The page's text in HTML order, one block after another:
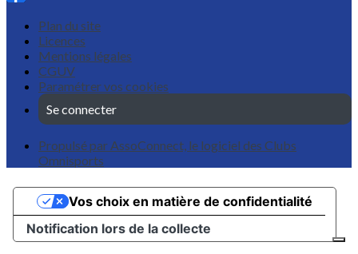
Plan du site
Licences
Mentions légales
CGUV
Paramétrer vos cookies
Se connecter
Propulsé par AssoConnect, le logiciel des Clubs
Omnisports
Notification lors de la collecte
Vos choix en matière de confidentialité